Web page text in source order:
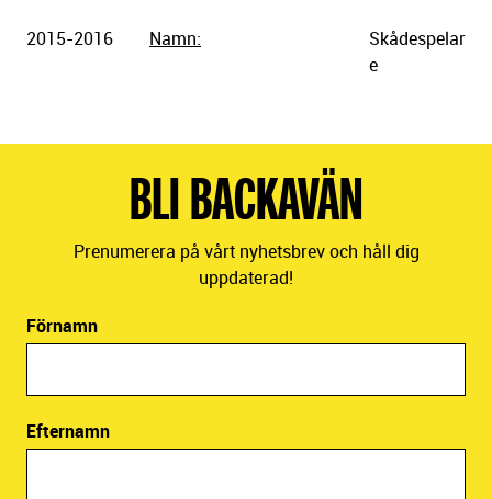
2015-2016 Namn:
Skådespelar
e
BLI BACKAVÄN
Prenumerera på vårt nyhetsbrev och håll dig
uppdaterad!
Förnamn
Efternamn